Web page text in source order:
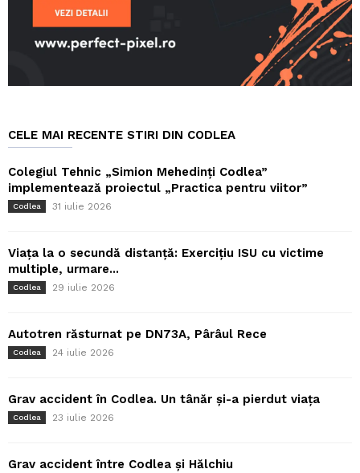
CELE MAI RECENTE STIRI DIN CODLEA
Colegiul Tehnic „Simion Mehedinți Codlea”
implementează proiectul „Practica pentru viitor”
Codlea 31 iulie 2026
Viața la o secundă distanță: Exercițiu ISU cu victime
multiple, urmare...
Codlea 29 iulie 2026
Autotren răsturnat pe DN73A, Pârâul Rece
Codlea 24 iulie 2026
Grav accident în Codlea. Un tânăr și-a pierdut viața
Codlea 23 iulie 2026
Grav accident între Codlea și Hălchiu